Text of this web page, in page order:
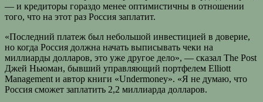
— и кредиторы гораздо менее оптимистичны в отношении
того, что на этот раз Россия заплатит.
«Последний платеж был небольшой инвестицией в доверие,
но когда Россия должна начать выписывать чеки на
миллиарды долларов, это уже другое дело», — сказал The Post
Джей Ньюман, бывший управляющий портфелем Elliott
Management и автор книги «Undermoney». «Я не думаю, что
Россия сможет заплатить 2,2 миллиарда долларов.